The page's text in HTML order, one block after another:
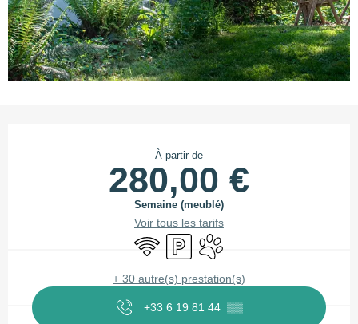
À partir de
280,00 €
Semaine (meublé)
Voir tous les tarifs
WiFi ParkingAnimaux acceptés
+ 30 autre(s) prestation(s)
+33 6 19 81 44 ▒▒